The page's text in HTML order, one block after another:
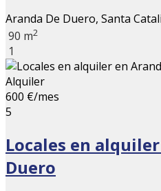
Aranda De Duero, Santa
90 m2
1
Alquiler
600 €/mes
5
Locales en
Duero